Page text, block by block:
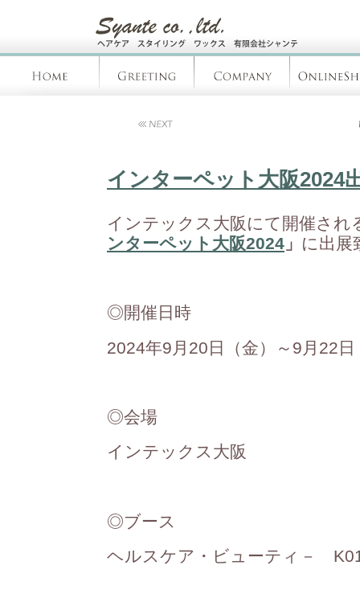
インターペット大阪2024
インテックス大阪にて開催さ
ンターペット大阪2024 」 に出展
◎開催日時
2024年9月20日（金）～9月22
◎会場
インテックス大阪
◎ブース
ヘルスケア・ビューティ－